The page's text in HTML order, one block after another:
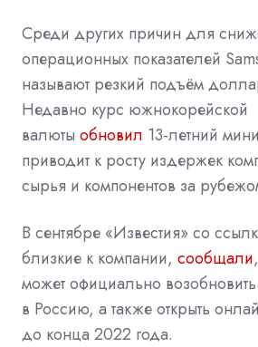
Среди других причин для
операционных показателей
называют резкий подъём
Недавно курс южнокорейской
валюты обновил 13-летний
приводит к росту издержек
сырья и компонентов за
В сентябре «Известия» со
близкие к компании, сообщали
может официально возобновить
в Россию, а также открыть
до конца 2022 года.